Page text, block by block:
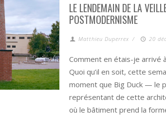
LE LENDEMAIN DE LA
POSTMODERNISME
Matthieu Duperrex / 20
Comment en étais-je arrivé
Quoi qu’il en soit, cette
moment que Big Duck — le
représentant de cette
où le bâtiment prend la